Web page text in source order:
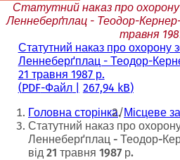
Статутний наказ про
Леннеберґплац - Теодор-
травня
Статутний наказ про
Леннеберґплац - Теодор-
21 травня 1987 р.
PDF-Файл 267,94 kB
Ти
тут:
Головна сторінка Місцеве
Статутний наказ про
Леннеберґплац - Теодор-
від 21 травня 1987 р.